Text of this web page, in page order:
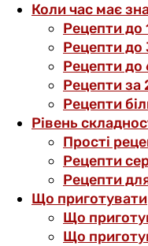
Коли час має
Рецепти до
Рецепти до
Рецепти до
Рецепти за
Рецепти
Рівень
Прості
Рецепти
Рецепти
Що приготувати
Що
Що